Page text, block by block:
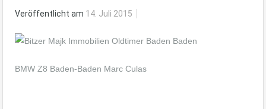
Veröffentlicht am 14. Juli 2015
BMW Z8 Baden-Baden Marc Culas